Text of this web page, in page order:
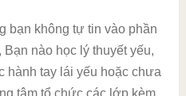
bạn không tự tin vào phần
nào học lý thuyết yếu,
hành tay lái yếu hoặc chưa